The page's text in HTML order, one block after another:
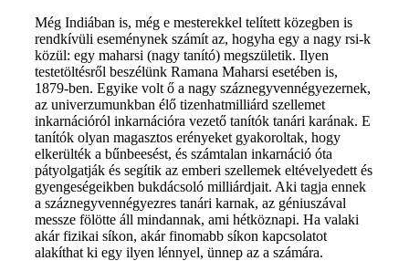
Még Indiában is, még e mesterekkel telített közegben is
rendkívüli eseménynek számít az, hogyha egy a nagy rsi-k
közül: egy maharsi (nagy tanító) megszületik. Ilyen
testetöltésről beszélünk Ramana Maharsi esetében is,
1879-ben. Egyike volt ő a nagy száznegyvennégyezernek,
az univerzumunkban élő tizenhatmilliárd szellemet
inkarnációról inkarnációra vezető tanítók tanári karának. E
tanítók olyan magasztos erényeket gyakoroltak, hogy
elkerülték a bűnbeesést, és számtalan inkarnáció óta
pátyolgatják és segítik az emberi szellemek eltévelyedett és
gyengeségeikben bukdácsoló milliárdjait. Aki tagja ennek
a száznegyvennégyezres tanári karnak, az géniuszával
messze fölötte áll mindannak, ami hétköznapi. Ha valaki
akár fizikai síkon, akár finomabb síkon kapcsolatot
alakíthat ki egy ilyen lénnyel, ünnep az a számára.